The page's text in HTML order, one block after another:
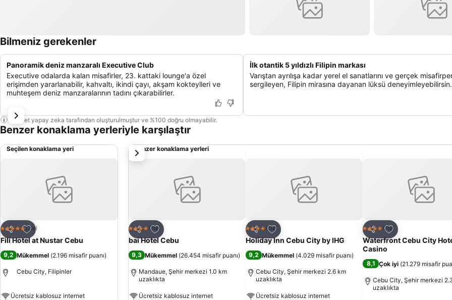
Bilmeniz gerekenler
Panoramik deniz manzaralı Executive Club
Executive odalarda kalan misafirler, 23. kattaki lounge'a özel
erişimden yararlanabilir, kahvaltı, ikindi çayı, akşam kokteylleri ve
muhteşem deniz manzaralarının tadını çıkarabilirler.
İlk otantik 5 yıldızlı Filipin markası
Varıştan ayrılışa kadar yerel el sanatlarını ve gerçek
sergileyen, Filipin mirasına dayanan lüksü deneyimleyebilirsin.
Bu özet yapay zeka tarafından oluşturulmuştur ve %100 doğru olmayabilir.
Benzer konaklama yerleriyle karşılaştır
Seçilen konaklama yeri
Paylaş
Favorilerime ekle
5 Yıldız Otel
Fili Hotel at Nustar Cebu
9,2 Mükemmel (2.196 misafir puanı)
Cebu City, Filipinler
Ücretsiz kablosuz internet
Benzer konaklama yerleri
Paylaş
Favorilerime ekle
4 Yıldız Otel
bai Hotel Cebu
9,3 Mükemmel (26.454 misafir puanı)
Mandaue, Şehir merkezi 1.0 km
uzaklıkta
Ücretsiz kablosuz internet
Paylaş
Favorilerime ekle
4 Yıldız Otel
Holiday Inn Cebu City by IHG
9,2 Mükemmel (4.029 misafir puanı)
Cebu City, Şehir merkezi 2.6 km
uzaklıkta
Ücretsiz kablosuz internet
Paylaş
Favorilerime ekle
4 Yıldız Otel
Waterfront Cebu City
Casino
8,1 Çok iyi (21.279 misafir
Cebu City, Şehir merkezi
uzaklıkta
sonraki